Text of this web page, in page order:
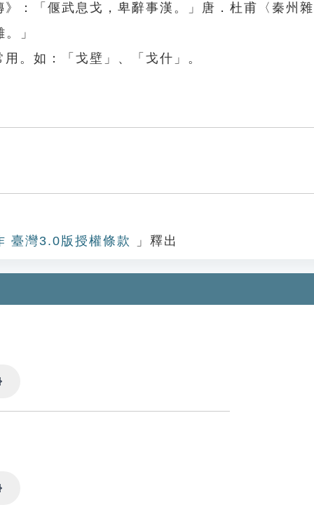
：「偃武息戈，卑辭事漢。」唐．杜甫〈秦州
」
。如：「戈壁」、「戈什」。
臺灣3.0版授權條款 」釋出